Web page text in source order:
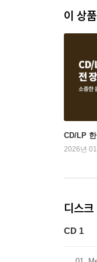
이 상
CD/LP
2026년
디스크
CD 1